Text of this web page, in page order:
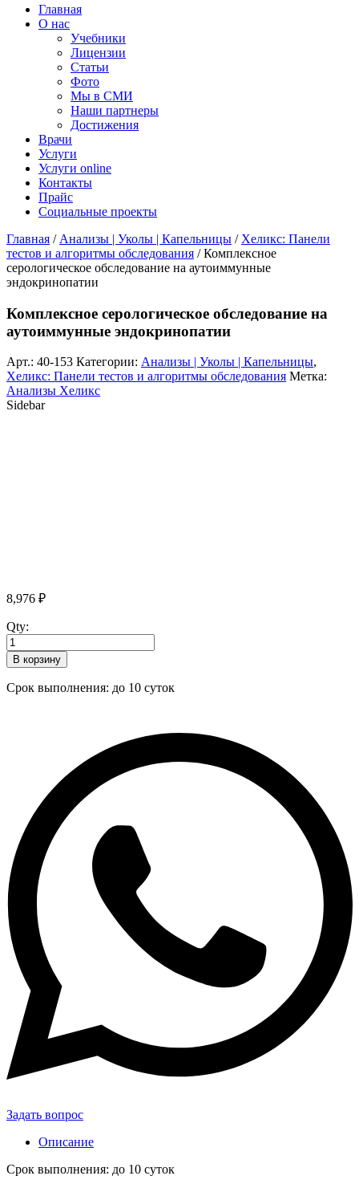
Главная
О нас
Учебники
Лицензии
Статьи
Фото
Мы в СМИ
Наши партнеры
Достижения
Врачи
Услуги
Услуги online
Контакты
Прайс
Социальные проекты
Главная / Анализы | Уколы | Капельницы / Хеликс: Панели
тестов и алгоритмы обследования / Комплексное
серологическое обследование на аутоиммунные
эндокринопатии
Комплексное серологическое обследование на
аутоиммунные эндокринопатии
Арт.: 40-153 Категории: Анализы | Уколы | Капельницы,
Хеликс: Панели тестов и алгоритмы обследования Метка:
Анализы Хеликс
Sidebar
8,976 ₽
Qty:
В корзину
Срок выполнения: до 10 суток
Задать вопрос
Описание
Срок выполнения: до 10 суток